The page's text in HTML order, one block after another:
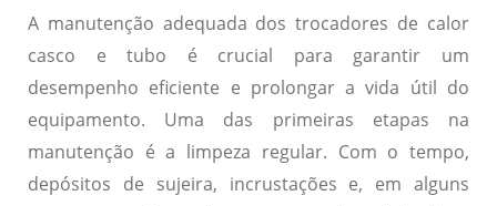
A manutenção adequada dos trocadores de calor
casco e tubo é crucial para garantir um
desempenho eficiente e prolongar a vida útil do
equipamento. Uma das primeiras etapas na
manutenção é a limpeza regular. Com o tempo,
depósitos de sujeira, incrustações e, em alguns